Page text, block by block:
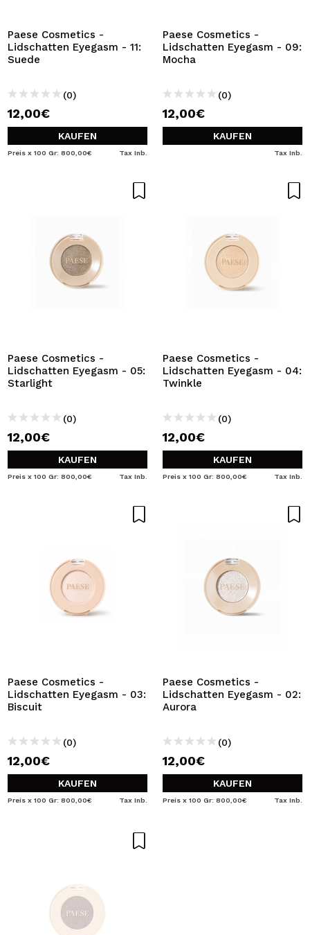
Paese Cosmetics -
Lidschatten Eyegasm - 11:
Suede
(0)
12,00€
KAUFEN
Preis x 100 Gr: 800,00€ Tax Inb.
Paese Cosmetics -
Lidschatten Eyegasm - 09:
Mocha
(0)
12,00€
KAUFEN
Tax Inb.
Paese Cosmetics -
Lidschatten Eyegasm - 05:
Starlight
(0)
12,00€
KAUFEN
Preis x 100 Gr: 800,00€ Tax Inb.
Paese Cosmetics -
Lidschatten Eyegasm - 04:
Twinkle
(0)
12,00€
KAUFEN
Preis x 100 Gr: 800,00€ Tax Inb.
Paese Cosmetics -
Lidschatten Eyegasm - 03:
Biscuit
(0)
12,00€
KAUFEN
Preis x 100 Gr: 800,00€ Tax Inb.
Paese Cosmetics -
Lidschatten Eyegasm - 02:
Aurora
(0)
12,00€
KAUFEN
Preis x 100 Gr: 800,00€ Tax Inb.